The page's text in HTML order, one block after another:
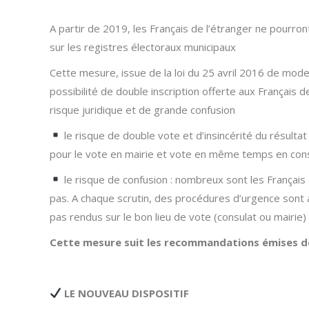
A partir de 2019, les Français de l’étranger ne
sur les registres électoraux municipaux
Cette mesure, issue de la loi du 25 avril 2016 de
possibilité de double inscription offerte aux Français
risque juridique et de grande confusion
le risque de double vote et d’insincérité du
pour le vote en mairie et vote en même temps en
le risque de confusion : nombreux sont les
pas. A chaque scrutin, des procédures d’urgence
pas rendus sur le bon lieu de vote (consulat ou
Cette mesure suit les recommandations émises
LE NOUVEAU DISPOSITIF